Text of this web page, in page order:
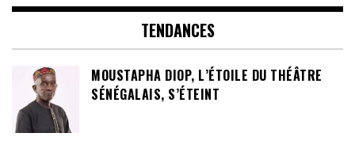
TENDANCES
MOUSTAPHA DIOP, L’ÉTOILE DU THÉÂTRE
SÉNÉGALAIS, S’ÉTEINT